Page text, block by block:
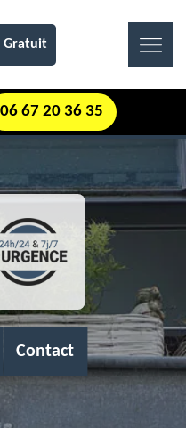
Gratuit
06 67 20 36 35
Contact